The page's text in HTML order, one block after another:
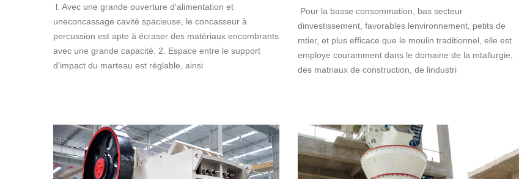
l. Avec une grande ouverture d'alimentation et
uneconcassage cavité spacieuse, le concasseur à
percussion est apte à écraser des matériaux encombrants
avec une grande capacité. 2. Espace entre le support
d'impact du marteau est réglable, ainsi
Pour la basse consommation, bas secteur
dinvestissement, favorables lenvironnement, petits de
mtier, et plus efficace que le moulin traditionnel, elle est
employe couramment dans le domaine de la mtallurgie,
des matriaux de construction, de lindustri